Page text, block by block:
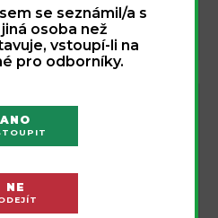
se seznámil/a s
osoba než
vstoupí-li na
pro odborníky.
ANO
NE